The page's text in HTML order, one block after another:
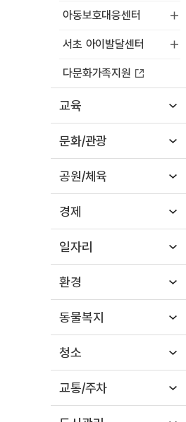
아동보호대응센터
서초 아이발달센터
다문화가족지원
교육
문화/관광
공원/체육
경제
일자리
환경
동물복지
청소
교통/주차